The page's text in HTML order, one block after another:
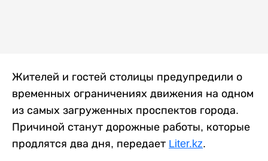
Жителей и гостей столицы предупредили о
временных ограничениях движения на одном
из самых загруженных проспектов города.
Причиной станут дорожные работы, которые
продлятся два дня, передает Liter.kz.